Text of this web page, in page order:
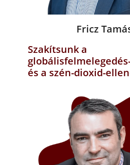
Fricz
Szakítsunk a
és a szén-dioxid-